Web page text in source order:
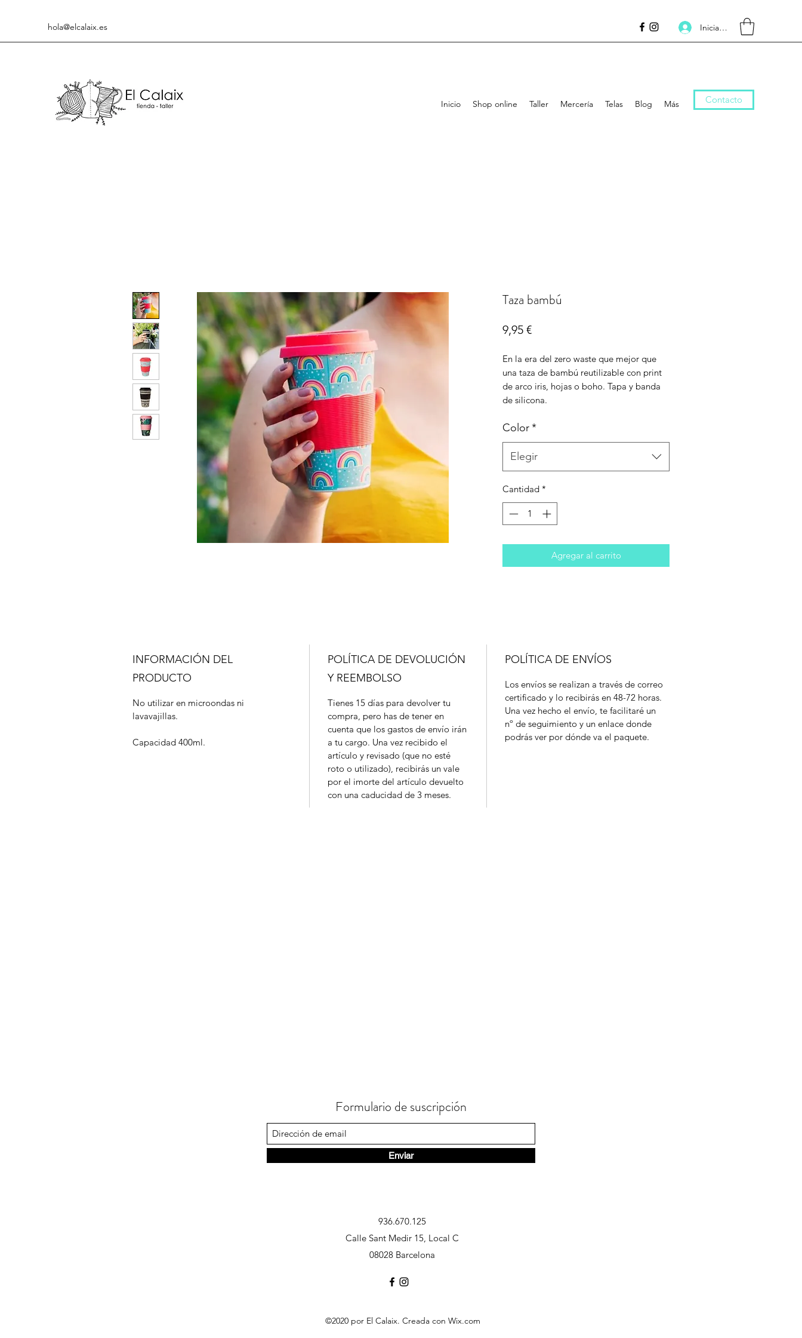
hola@elcalaix.es Iniciar sesión
Inicio Shop online Taller Mercería Telas Blog Más Contacto
Taza bambú
9,95 €Precio
En la era del zero waste que mejor que
una taza de bambú reutilizable con print
de arco iris, hojas o boho. Tapa y banda
de silicona.
Color*
Elegir
Cantidad *
Agregar al carrito
INFORMACIÓN DEL
PRODUCTO
No utilizar en microondas ni
lavavajillas.
Capacidad 400ml.
POLÍTICA DE DEVOLUCIÓN
Y REEMBOLSO
Tienes 15 días para devolver tu
compra, pero has de tener en
cuenta que los gastos de envío irán
a tu cargo. Una vez recibido el
artículo y revisado (que no esté
roto o utilizado), recibirás un vale
por el imorte del artículo devuelto
con una caducidad de 3 meses.
POLÍTICA DE ENVÍOS
Los envíos se realizan a través de correo
certificado y lo recibirás en 48-72 horas.
Una vez hecho el envío, te facilitaré un
nº de seguimiento y un enlace donde
podrás ver por dónde va el paquete.
Formulario de suscripción
Enviar
936.670.125
Calle Sant Medir 15, Local C
08028 Barcelona
©2020 por El Calaix. Creada con Wix.com